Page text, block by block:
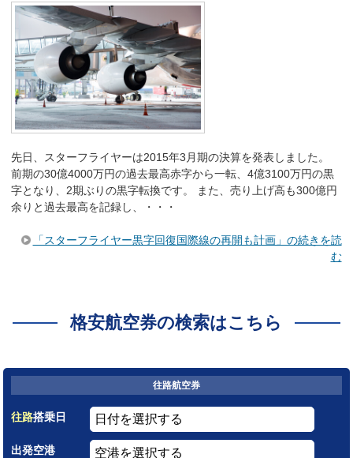
先日、スターフライヤーは2015年3月期の決算を発表しました。
前期の30億4000万円の過去最高赤字から一転、4億3100万円の黒
字となり、2期ぶりの黒字転換です。 また、売り上げ高も300億円
余りと過去最高を記録し、・・・
「スターフライヤー黒字回復国際線の再開も計画」の続きを読
む
格安航空券の検索はこちら
往路航空券
往路搭乗日
出発空港